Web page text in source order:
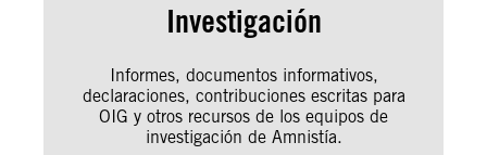
Investigación
Informes, documentos informativos,
declaraciones, contribuciones escritas para
OIG y otros recursos de los equipos de
investigación de Amnistía.